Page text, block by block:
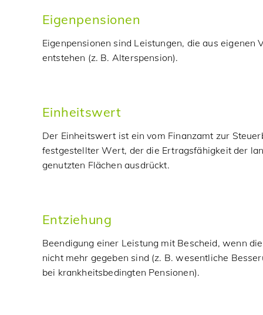
Eigenpensionen
Eigenpensionen sind Leistungen, die aus eigenen
entstehen (z. B. Alterspension).
Einheitswert
Der Einheitswert ist ein vom Finanzamt zur
festgestellter Wert, der die Ertragsfähigkeit der
genutzten Flächen ausdrückt.
Entziehung
Beendigung einer Leistung mit Bescheid, wenn
nicht mehr gegeben sind (z. B. wesentliche
bei krankheitsbedingten Pensionen).